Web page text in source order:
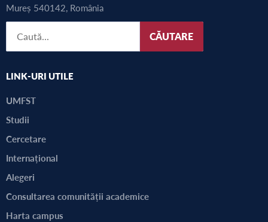
Mureș 540142, România
CĂUTARE
LINK-URI UTILE
UMFST
Studii
Cercetare
Internațional
Alegeri
Consultarea comunității academice
Harta campus